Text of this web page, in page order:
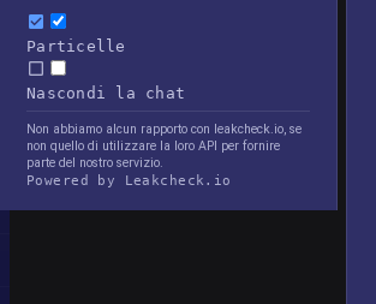
Particelle
Nascondi la chat
Non abbiamo alcun rapporto con leakcheck.io, se
non quello di utilizzare la loro API per fornire
parte del nostro servizio.
Powered by Leakcheck.io